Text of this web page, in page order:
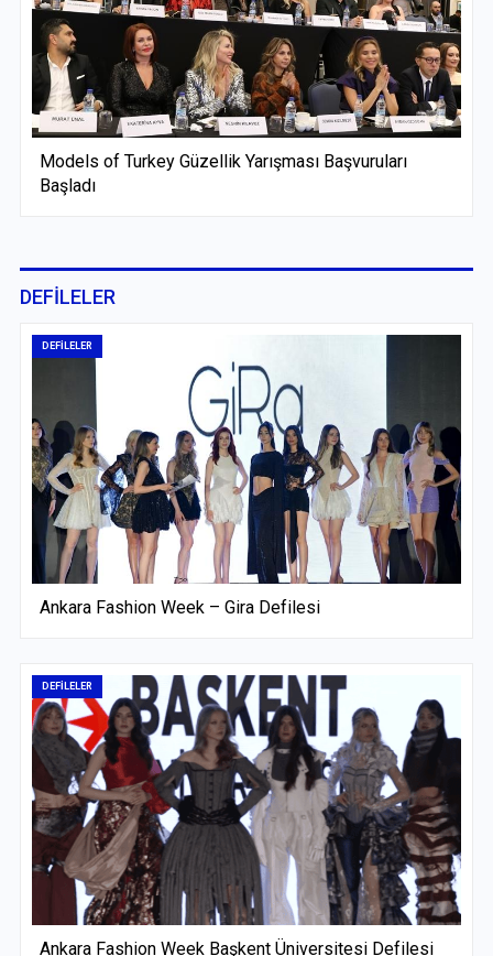
Models of Turkey Güzellik Yarışması Başvuruları
Başladı
DEFİLELER
DEFİLELER
Ankara Fashion Week – Gira Defilesi
DEFİLELER
Ankara Fashion Week Başkent Üniversitesi Defilesi